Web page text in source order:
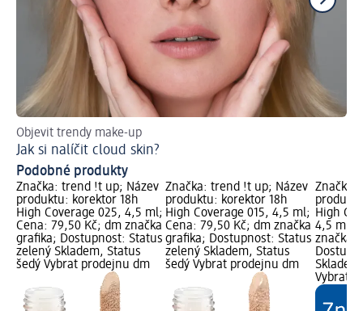
Objevit trendy make-up
Jak si nalíčit cloud skin?
Podobné produkty
Značka: trend !t up; Název
produktu: korektor 18h
High Coverage 025, 4,5 ml;
Cena: 79,50 Kč; dm značka
grafika; Dostupnost: Status
zelený Skladem, Status
šedý Vybrat prodejnu dm
Značka: trend !t up; Název
produktu: korektor 18h
High Coverage 015, 4,5 ml;
Cena: 79,50 Kč; dm značka
grafika; Dostupnost: Status
zelený Skladem, Status
šedý Vybrat prodejnu dm
Značka:
High
4,5 ml;
značka
Vybrat